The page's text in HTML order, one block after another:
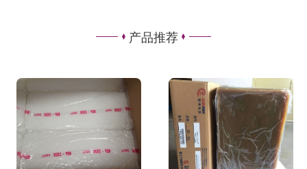
产品推荐